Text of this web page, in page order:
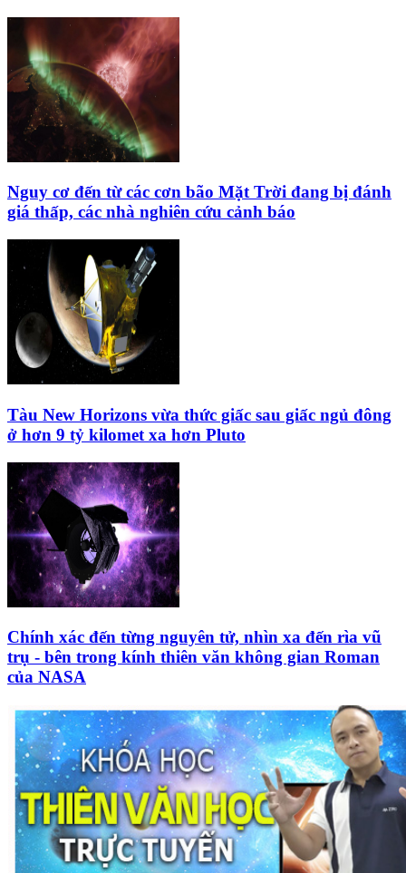
Nguy cơ đến từ các cơn bão Mặt Trời đang bị đánh
giá thấp, các nhà nghiên cứu cảnh báo
Tàu New Horizons vừa thức giấc sau giấc ngủ đông
ở hơn 9 tỷ kilomet xa hơn Pluto
Chính xác đến từng nguyên tử, nhìn xa đến rìa vũ
trụ - bên trong kính thiên văn không gian Roman
của NASA